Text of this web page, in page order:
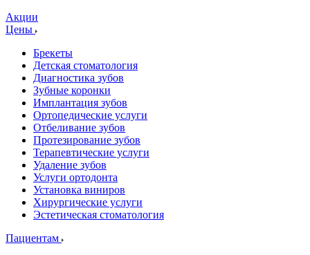
Акции
Цены
Брекеты
Детская стоматология
Диагностика зубов
Зубные коронки
Имплантация зубов
Ортопедические услуги
Отбеливание зубов
Протезирование зубов
Терапевтические услуги
Удаление зубов
Услуги ортодонта
Установка виниров
Хирургические услуги
Эстетическая стоматология
Пациентам